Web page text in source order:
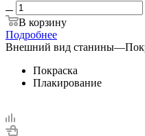
В корзину
Подробнее
Внешний вид станины—
Покраска
Плакирование